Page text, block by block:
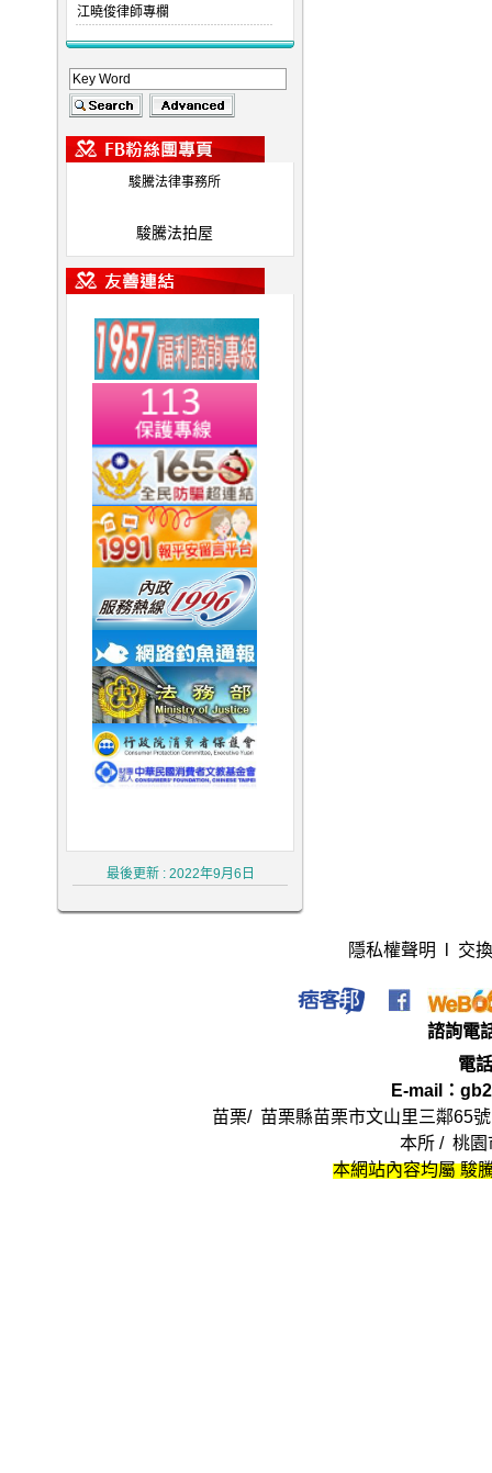
江曉俊律師專欄
駿騰法律事務所
駿騰法拍屋
最後更新 : 2022年9月6日
隱私權聲明 交
諮詢電
電話
E-mail：
苗栗/ 苗栗縣苗栗市文山里三鄰65
本所 / 桃園
本網站內容均屬 駿